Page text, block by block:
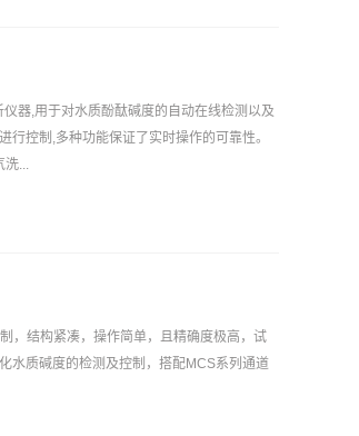
器,用于对水质酚酞碱度的自动在线检测以及
控制,多种功能保证了实时操作的可靠性。
洗...
，结构紧凑，操作简单，且精确度极高，试
水质碱度的检测及控制，搭配MCS系列通道